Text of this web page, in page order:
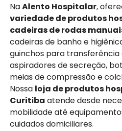
NaAlento Hospitalar,
variedade de produtos
cadeiras de rodas
cadeiras de banho e
guinchos para transferência
aspiradores de secreção,
meias de compressão e
Nossa loja de produtos
Curitiba atende desde
mobilidade até
cuidados domiciliares.